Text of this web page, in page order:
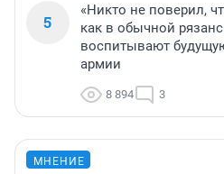
5
«Никто не поверил,
как в обычной
воспитывают
армии
8 894 3
МНЕНИЕ